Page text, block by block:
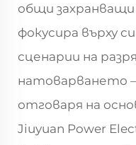
общи
фокусира върху
сценарии на
натоварването
отговаря на
Jiuyuan Power